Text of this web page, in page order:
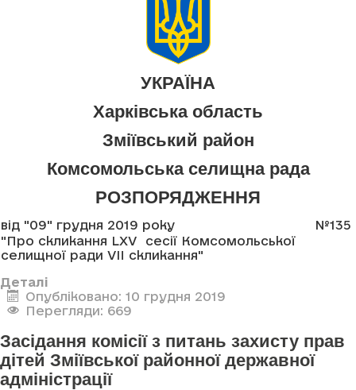
УКРАЇНА
Харківська область
Зміївський район
Комсомольська селищна рада
РОЗПОРЯДЖЕННЯ
від "09" грудня 2019 року
№135
"Про скликання LXV сесії Комсомольської
селищної ради VII скликання"
Деталі
Опубліковано: 10 грудня 2019
Перегляди: 669
Засідання комісії з питань захисту прав
дітей Зміївської районної державної
адміністрації